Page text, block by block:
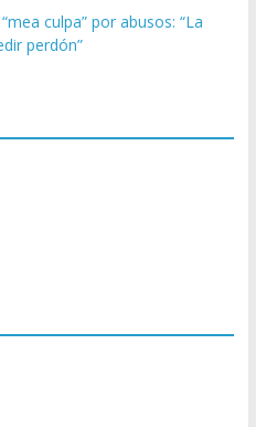
culpa” por abusos: “La
perdón”